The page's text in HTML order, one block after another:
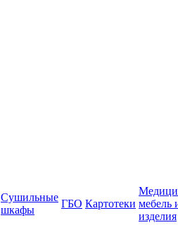
Сушильные
шкафы
ГБО Картотеки мебель
изделия